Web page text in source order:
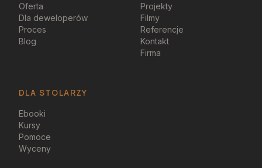
Oferta
Dla deweloperów
Proces
Blog
Projekty
Filmy
Referencje
Kontakt
Firma
DLA STOLARZY
Ebooki
Kursy
Pomoce
Wyceny